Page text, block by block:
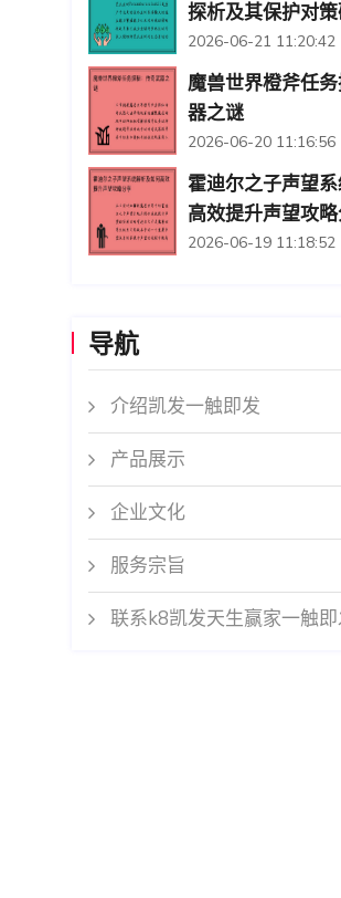
探析及其保护对
2026-06-21 11:20:42
魔兽世界橙斧任
器之谜
2026-06-20 11:16:56
霍迪尔之子声望
高效提升声望攻
2026-06-19 11:18:52
导航
介绍凯发一触即发
产品展示
企业文化
服务宗旨
联系k8凯发天生赢家一触